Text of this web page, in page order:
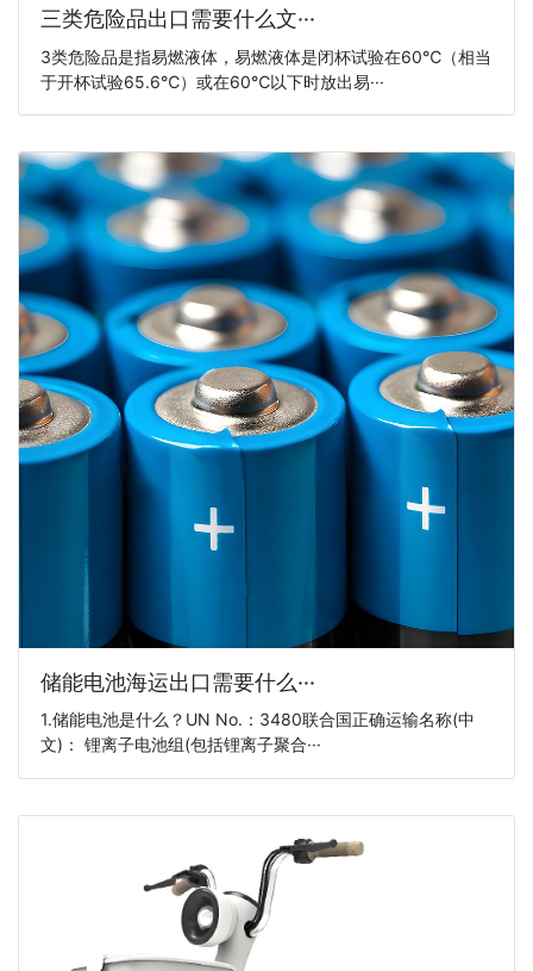
三类危险品出口需要什么文···
3类危险品是指易燃液体，易燃液体是闭杯试验在60℃（相当
于开杯试验65.6℃）或在60℃以下时放出易···
储能电池海运出口需要什么···
1.储能电池是什么？UN No.：3480联合国正确运输名称(中
文)： 锂离子电池组(包括锂离子聚合···